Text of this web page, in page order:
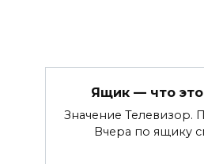
Ящик — что это
Значение Телевизор.
Вчера по ящику